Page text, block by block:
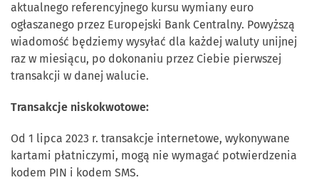
aktualnego referencyjnego kursu wymiany euro
ogłaszanego przez Europejski Bank Centralny. Powyższą
wiadomość będziemy wysyłać dla każdej waluty unijnej
raz w miesiącu, po dokonaniu przez Ciebie pierwszej
transakcji w danej walucie.
Transakcje niskokwotowe:
Od 1 lipca 2023 r. transakcje internetowe, wykonywane
kartami płatniczymi, mogą nie wymagać potwierdzenia
kodem PIN i kodem SMS.